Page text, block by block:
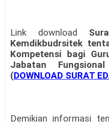
Link download
Kemdikbudrsitek
Kompetensi bagi
Jabatan
(DOWNLOAD SURAT
Demikian informasi